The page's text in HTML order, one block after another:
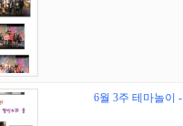
6월 3주 테마놀이